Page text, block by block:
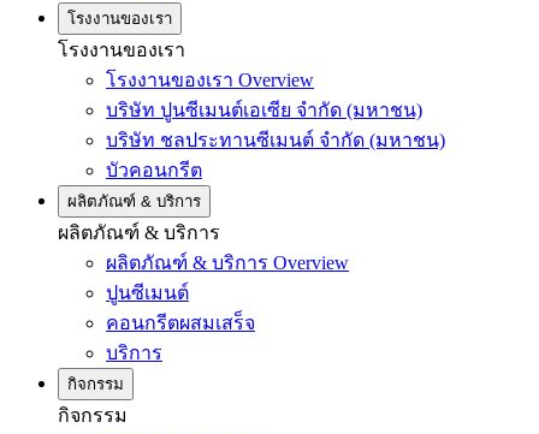
โรงงานของเรา
โรงงานของเรา
โรงงานของเรา Overview
บริษัท ปูนซีเมนต์เอเซีย จำกัด (มหาชน)
บริษัท ชลประทานซีเมนต์ จำกัด (มหาชน)
บัวคอนกรีต
ผลิตภัณฑ์ & บริการ
ผลิตภัณฑ์ & บริการ
ผลิตภัณฑ์ & บริการ Overview
ปูนซีเมนต์
คอนกรีตผสมเสร็จ
บริการ
กิจกรรม
กิจกรรม